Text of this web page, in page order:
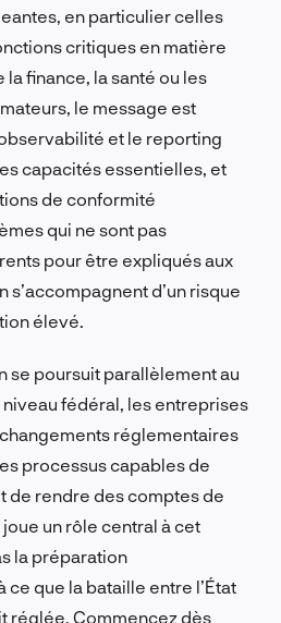
en particulier celles
critiques en matière
finance, la santé ou les
le message est
et le reporting
capacités essentielles, et
de conformité
qui ne sont pas
pour être expliqués aux
d’un risque
élevé.
se poursuit parallèlement au
niveau fédéral, les entreprises
réglementaires
processus capables de
de rendre des comptes de
un rôle central à cet
la préparation
ce que la bataille entre l’État
réglée. Commencez dès